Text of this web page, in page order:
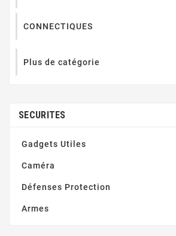
CONNECTIQUES
Plus de catégorie
SECURITES
Gadgets Utiles
Caméra
Défenses Protection
Armes